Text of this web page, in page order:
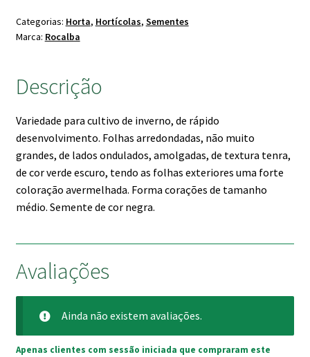
Categorias: Horta, Hortícolas, Sementes
Marca: Rocalba
Descrição
Variedade para cultivo de inverno, de rápido
desenvolvimento. Folhas arredondadas, não muito
grandes, de lados ondulados, amolgadas, de textura tenra,
de cor verde escuro, tendo as folhas exteriores uma forte
coloração avermelhada. Forma corações de tamanho
médio. Semente de cor negra.
Avaliações
Ainda não existem avaliações.
Apenas clientes com sessão iniciada que compraram este